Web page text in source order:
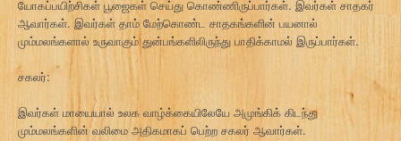
யோகப்பயிற்சிகள் பூஜைகள் செய்து கொண்ணிருப்பார்கள். இவர்கள் சாதகர்
ஆவார்கள். இவர்கள் தாம் மேற்கொண்ட சாதகங்களின் பயனால்
மும்மலங்களால் உருவாகும் துன்பங்களிலிருந்து பாதிக்காமல் இருப்பார்கள்.
சகலர்:
இவர்கள் மாயையால் உலக வாழ்க்கையிலேயே அமுங்கிக் கிடந்து
மும்மலங்களின் வலிமை அதிகமாகப் பெற்ற சகலர் ஆவார்கள்.